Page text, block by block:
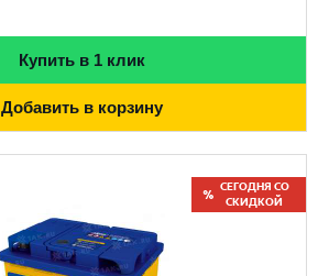
Купить в 1 клик
Добавить в корзину
СЕГОДНЯ СО
СКИДКОЙ